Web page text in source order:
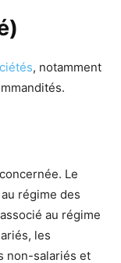
, notamment
Le
régime des
au régime
les
non-salariés et